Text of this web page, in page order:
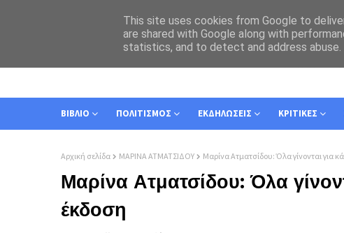
ΣΧΕΤΙΚΑ ΕΠΙΚΟΙΝΩΝΙΑ
ΒΙΒΛΙΟ ΠΟΛΙΤΙΣΜΟΣ ΕΚΔΗΛΩΣΕΙΣ ΚΡΙΤΙΚΕΣ
Αρχική σελίδα ΜΑΡΙΝΑ ΑΤΜΑΤΣΙΔΟΥ Μαρίνα Ατματσίδου: Όλα γίνονται για
Μαρίνα Ατματσίδου: Όλα
έκδοση
This site uses cookies from Google to
are shared with Google along with
statistics, and to detect and address abuse.